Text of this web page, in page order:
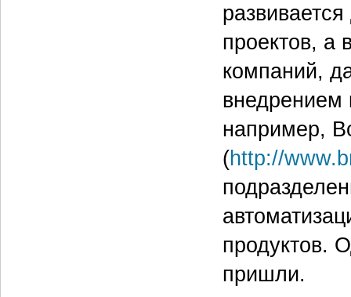
проектов, а
компаний,
например,
(http://
продуктов.
пришли.